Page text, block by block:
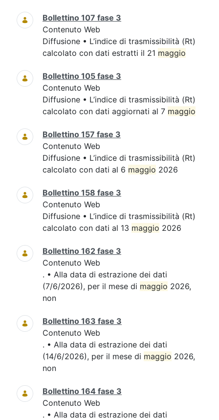
Bollettino 107 fase 3
Contenuto Web
Diffusione • L’indice di trasmissibilità (Rt)
calcolato con dati estratti il 21 maggio
Bollettino 105 fase 3
Contenuto Web
Diffusione • L’indice di trasmissibilità (Rt)
calcolato con dati aggiornati al 7 maggio
Bollettino 157 fase 3
Contenuto Web
Diffusione • L’indice di trasmissibilità (Rt)
calcolato con dati al 6 maggio 2026
Bollettino 158 fase 3
Contenuto Web
Diffusione • L’indice di trasmissibilità (Rt)
calcolato con dati al 13 maggio 2026
Bollettino 162 fase 3
Contenuto Web
. • Alla data di estrazione dei dati
(7/6/2026), per il mese di maggio 2026,
non
Bollettino 163 fase 3
Contenuto Web
. • Alla data di estrazione dei dati
(14/6/2026), per il mese di maggio 2026,
non
Bollettino 164 fase 3
Contenuto Web
. • Alla data di estrazione dei dati